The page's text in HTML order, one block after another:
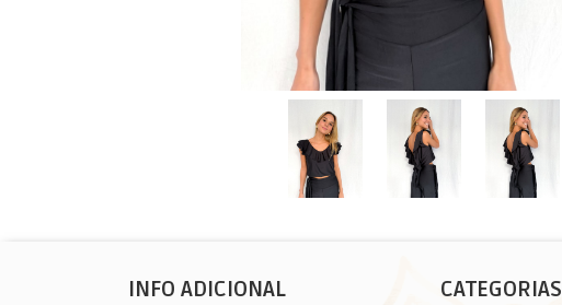
INFO ADICIONAL CATEGORIAS